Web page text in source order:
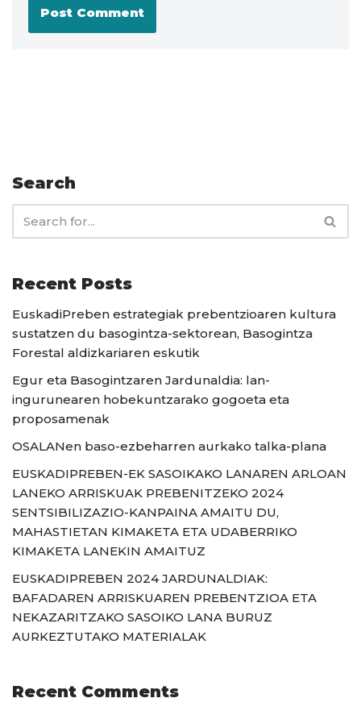
Search
Recent Posts
EuskadiPreben estrategiak prebentzioaren kultura
sustatzen du basogintza-sektorean, Basogintza
Forestal aldizkariaren eskutik
Egur eta Basogintzaren Jardunaldia: lan-
ingurunearen hobekuntzarako gogoeta eta
proposamenak
OSALANen baso-ezbeharren aurkako talka-plana
EUSKADIPREBEN-EK SASOIKAKO LANAREN ARLOAN
LANEKO ARRISKUAK PREBENITZEKO 2024
SENTSIBILIZAZIO-KANPAINA AMAITU DU,
MAHASTIETAN KIMAKETA ETA UDABERRIKO
KIMAKETA LANEKIN AMAITUZ
EUSKADIPREBEN 2024 JARDUNALDIAK:
BAFADAREN ARRISKUAREN PREBENTZIOA ETA
NEKAZARITZAKO SASOIKO LANA BURUZ
AURKEZTUTAKO MATERIALAK
Recent Comments